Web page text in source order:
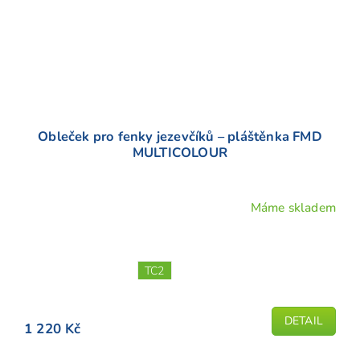
Obleček pro fenky jezevčíků – pláštěnka FMD
MULTICOLOUR
5
Máme skladem
1 220 Kč DETAIL
TC2